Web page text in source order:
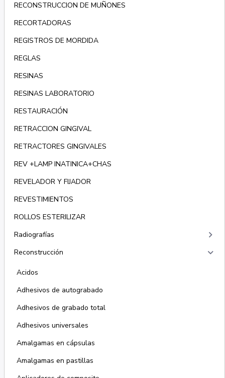
RECONSTRUCCION DE MUÑONES
RECORTADORAS
REGISTROS DE MORDIDA
REGLAS
RESINAS
RESINAS LABORATORIO
RESTAURACIÓN
RETRACCION GINGIVAL
RETRACTORES GINGIVALES
REV +LAMP INATINICA+CHAS
REVELADOR Y FIJADOR
REVESTIMIENTOS
ROLLOS ESTERILIZAR
Radiografías
keyboard_arrow_right
Reconstrucción keyboard_arrow_right
Acidos
Adhesivos de autograbado
Adhesivos de grabado total
Adhesivos universales
Amalgamas en cápsulas
Amalgamas en pastillas